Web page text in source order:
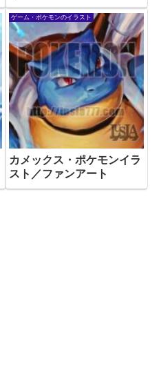
ゲーム・ポケモンのイラスト
カメックス・ポケモンイラ
スト／ファンアート